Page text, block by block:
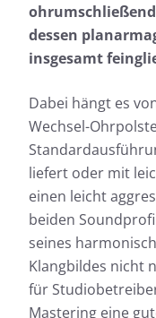
dessen
insgesamt
Dabei hängt es
Wechsel-
liefert oder mit
einen leicht
beiden
seines
Klangbildes nicht
für
Mastering eine